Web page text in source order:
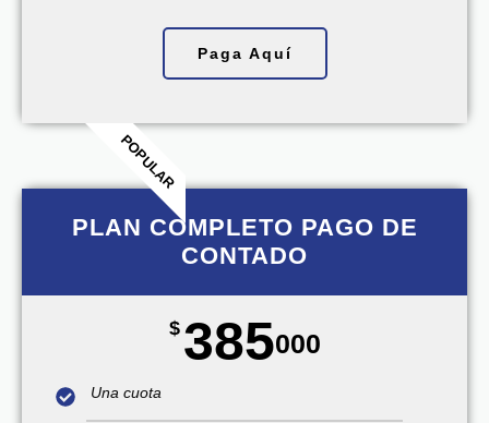
Paga Aquí
POPULAR
PLAN COMPLETO PAGO DE
CONTADO
$ 385000
Una cuota